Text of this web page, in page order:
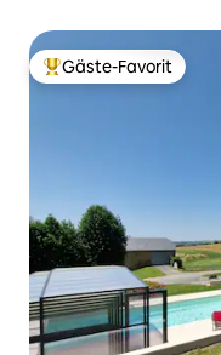
Beliebter Gäste-Favorit.
Gäste-Favorit